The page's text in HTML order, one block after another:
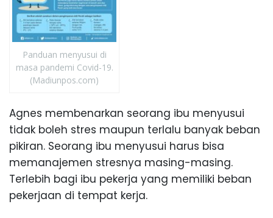
Panduan menyusui di
masa pandemi Covid-19.
(Madiunpos.com)
Agnes membenarkan seorang ibu menyusui
tidak boleh stres maupun terlalu banyak beban
pikiran. Seorang ibu menyusui harus bisa
memanajemen stresnya masing-masing.
Terlebih bagi ibu pekerja yang memiliki beban
pekerjaan di tempat kerja.